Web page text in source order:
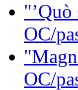
OC/
OC/